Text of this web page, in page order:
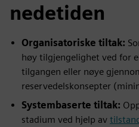
nedetiden
Organisatoriske tiltak:
høy tilgjengelighet ved for
tilgangen eller nøye
reservedelskonsepter
Systembaserte tiltak:
stadium ved hjelp av